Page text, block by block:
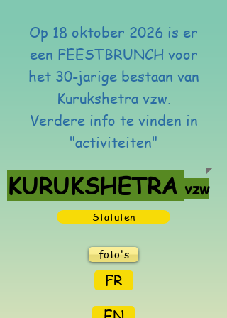
Op 18 oktober 2026 is er
een FEESTBRUNCH voor
het 30-jarige bestaan van
Kurukshetra vzw.
Verdere info te vinden in
"activiteiten"
KURUKSHETRA vzw
Statuten
foto's
FR